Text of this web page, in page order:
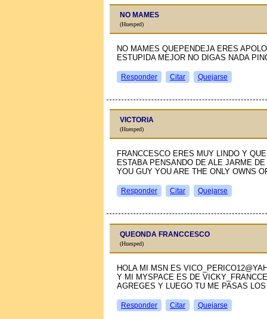
NO MAMES
(Huesped)
NO MAMES QUEPENDEJA ERES
ESTUPIDA MEJOR NO DIGAS NADA
Responder Citar Quejarse
VICTORIA
(Huesped)
FRANCCESCO ERES MUY LINDO Y
ESTABA PENSANDO DE ALE JARME
YOU GUY YOU ARE THE ONLY OWNS
Responder Citar Quejarse
QUEONDA FRANCCESCO
(Huesped)
HOLA MI MSN ES
Y MI MYSPACE ES DE
AGREGES Y LUEGO TU ME PASAS
Responder Citar Quejarse